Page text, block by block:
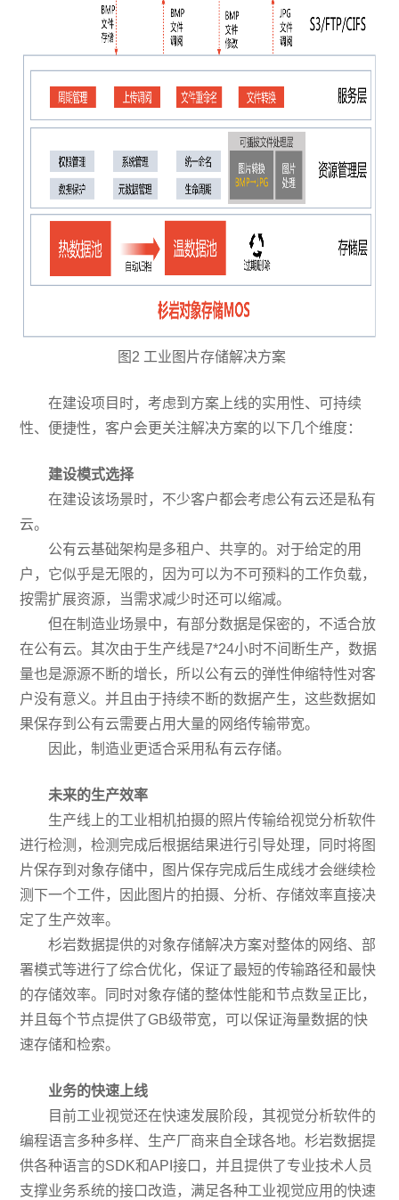
图2 工业图片存储解决方案
在建设项目时，考虑到方案上线的实用性、可持续
性、便捷性，客户会更关注解决方案的以下几个维度：
建设模式选择
在建设该场景时，不少客户都会考虑公有云还是私有
云。
公有云基础架构是多租户、共享的。对于给定的用
户，它似乎是无限的，因为可以为不可预料的工作负载，
按需扩展资源，当需求减少时还可以缩减。
但在制造业场景中，有部分数据是保密的，不适合放
在公有云。其次由于生产线是7*24小时不间断生产，数据
量也是源源不断的增长，所以公有云的弹性伸缩特性对客
户没有意义。并且由于持续不断的数据产生，这些数据如
果保存到公有云需要占用大量的网络传输带宽。
因此，制造业更适合采用私有云存储。
未来的生产效率
生产线上的工业相机拍摄的照片传输给视觉分析软件
进行检测，检测完成后根据结果进行引导处理，同时将图
片保存到对象存储中，图片保存完成后生成线才会继续检
测下一个工件，因此图片的拍摄、分析、存储效率直接决
定了生产效率。
杉岩数据提供的对象存储解决方案对整体的网络、部
署模式等进行了综合优化，保证了最短的传输路径和最快
的存储效率。同时对象存储的整体性能和节点数呈正比，
并且每个节点提供了GB级带宽，可以保证海量数据的快
速存储和检索。
业务的快速上线
目前工业视觉还在快速发展阶段，其视觉分析软件的
编程语言多种多样、生产厂商来自全球各地。杉岩数据提
供各种语言的SDK和API接口，并且提供了专业技术人员
支撑业务系统的接口改造，满足各种工业视觉应用的快速